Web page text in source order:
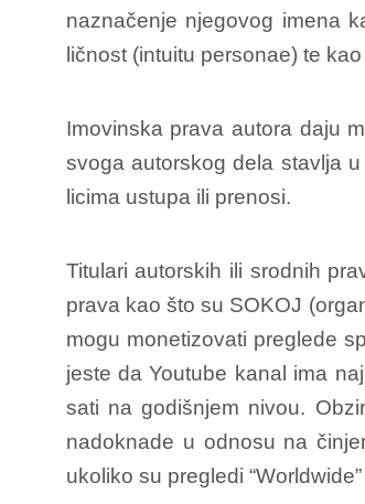
naznačenje njegovog imena
ličnost (intuitu personae) te
Imovinska prava autora daju
svoga autorskog dela stavlja
licima ustupa ili prenosi.
Titulari autorskih ili srodnih
prava kao što su SOKOJ
mogu monetizovati preglede
jeste da Youtube kanal ima
sati na godišnjem nivou.
nadoknade u odnosu na
ukoliko su pregledi